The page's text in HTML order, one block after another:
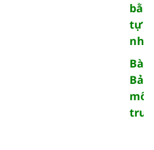
tự
Bài
môi